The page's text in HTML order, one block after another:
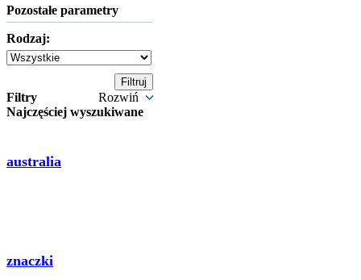
Pozostałe parametry
Rodzaj:
Filtry
Rozwiń
Najczęściej wyszukiwane
australia
znaczki